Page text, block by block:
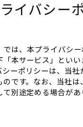
イバシー
は、本プライバシ
本サービス」とい
ーポリシーは、当
です。なお、当社
別途定める場合が